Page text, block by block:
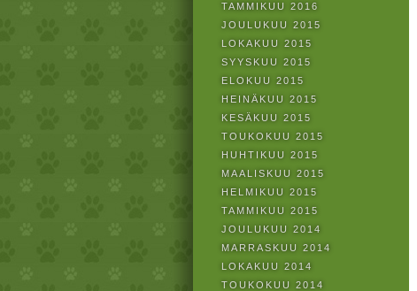
TAMMIKUU 2016
JOULUKUU 2015
LOKAKUU 2015
SYYSKUU 2015
ELOKUU 2015
HEINÄKUU 2015
KESÄKUU 2015
TOUKOKUU 2015
HUHTIKUU 2015
MAALISKUU 2015
HELMIKUU 2015
TAMMIKUU 2015
JOULUKUU 2014
MARRASKUU 2014
LOKAKUU 2014
TOUKOKUU 2014